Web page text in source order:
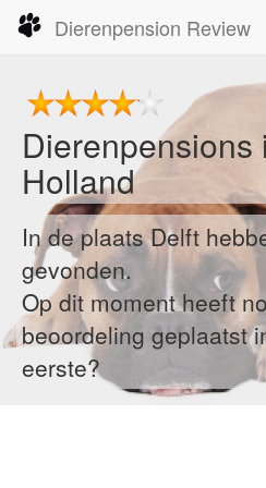
Dierenpension Review
Dierenpensions
Holland
In de plaats Delft
gevonden.
Op dit moment heeft
beoordeling geplaatst
eerste?